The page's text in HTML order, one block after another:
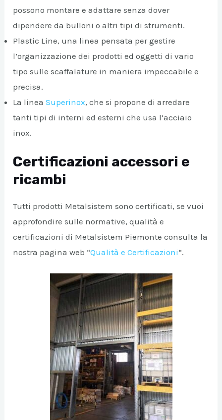
possono montare e adattare senza dover
dipendere da bulloni o altri tipi di strumenti.
Plastic Line, una linea pensata per gestire
l’organizzazione dei prodotti ed oggetti di vario
tipo sulle scaffalature in maniera impeccabile e
precisa.
La lineaSuperinox, che si propone di arredare
tanti tipi di interni ed esterni che usa l’acciaio
inox.
Certificazioni accessori e
ricambi
Tutti prodotti Metalsistem sono certificati, se vuoi
approfondire sulle normative, qualità e
certificazioni di Metalsistem Piemonte consulta la
nostra pagina web “Qualità e Certificazioni“.